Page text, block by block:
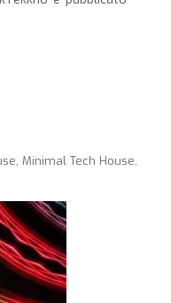
, Minimal Tech House,